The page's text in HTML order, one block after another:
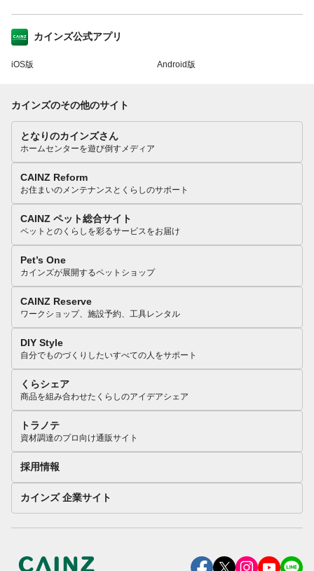
カインズ公式アプリ
iOS版 Android版
カインズのその他のサイト
となりのカインズさん
ホームセンターを遊び倒すメディア
CAINZ Reform
お住まいのメンテナンスとくらしのサポート
CAINZ ペット総合サイト
ペットとのくらしを彩るサービスをお届け
Pet’s One
カインズが展開するペットショップ
CAINZ Reserve
ワークショップ、施設予約、工具レンタル
DIY Style
自分でものづくりしたいすべての人をサポート
くらシェア
商品を組み合わせたくらしのアイデアシェア
トラノテ
資材調達のプロ向け通販サイト
採用情報
カインズ 企業サイト